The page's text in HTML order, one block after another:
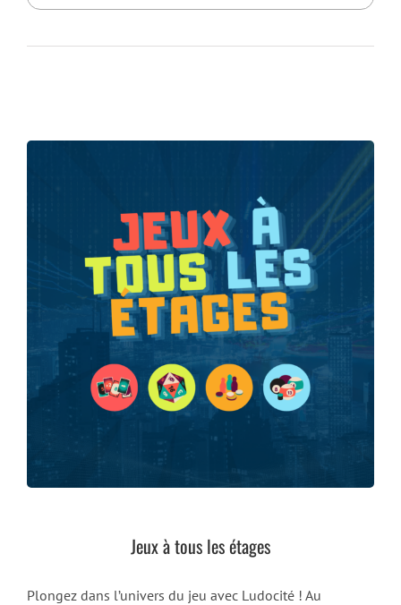
Jeux à tous les étages
Plongez dans l’univers du jeu avec Ludocité ! Au